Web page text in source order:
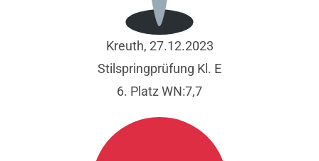
Kreuth, 27.12.2023
Stilspringprüfung Kl. E
6. Platz WN:7,7